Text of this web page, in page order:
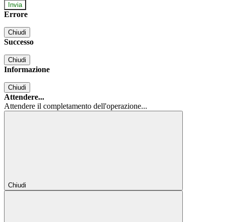
Errore
Chiudi
Successo
Chiudi
Informazione
Chiudi
Attendere...
Attendere il completamento dell'operazione...
Chiudi